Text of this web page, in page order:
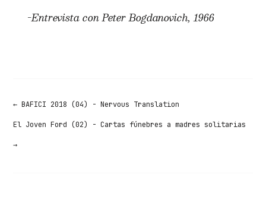
-Entrevista con Peter Bogdanovich, 1966
←BAFICI 2018 (04) - Nervous Translation
El Joven Ford (02) - Cartas fúnebres a madres solitarias
→